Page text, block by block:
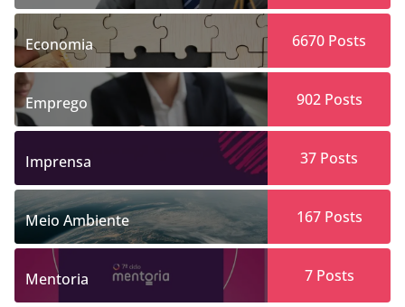
Economia 6670 Posts
Emprego 902Posts
Imprensa 37 Posts
Meio Ambiente 167Posts
Mentoria 7Posts